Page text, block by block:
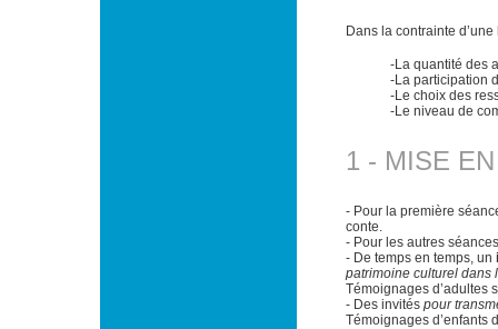
Dans la contrainte
-La quantité des
-La participation
-Le choix des
-Le niveau de
1 - MISE
- Pour la première
conte.
- Pour les autres
- De temps en temps, un
patrimoine culturel dans
Témoignages d’adultes
- Des invités pour
Témoignages d’enfants